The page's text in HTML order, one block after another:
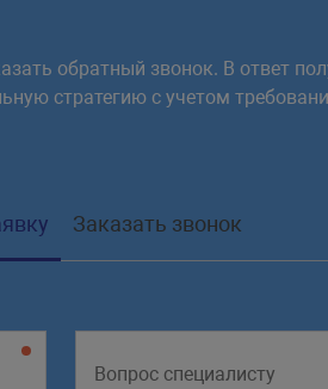
обратный звонок. В ответ
стратегию с учетом
Заказать звонок